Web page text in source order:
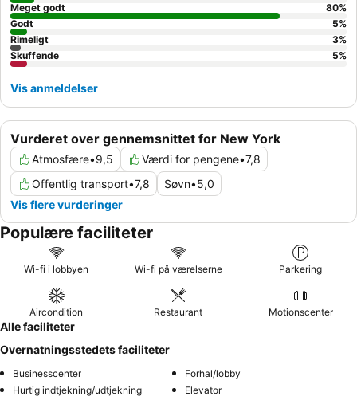
en højere etage for potentielt mere rummelige faciliteter.
Vurderet over gennemsnittet for New York
Atmosfære•9,5 Værdi for pengene•7,8
Offentlig transport•7,8 Søvn•5,0
Vis flere vurderinger
Meget godt
80%
Godt
5%
Rimeligt
3%
Skuffende
5%
Vis anmeldelser
Populære faciliteter
Wi-fi i lobbyen Wi-fi på værelserne Parkering
Aircondition Restaurant Motionscenter
Alle faciliteter
Overnatningsstedets faciliteter
Businesscenter
Forhal/lobby
Hurtig indtjekning/udtjekning
Elevator